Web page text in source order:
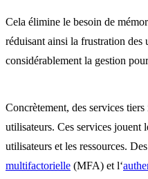
Cela élimine le besoin de
réduisant ainsi la frustration
considérablement la gestion
Concrètement, des services
utilisateurs. Ces services jouent
utilisateurs et les ressources.
multifactorielle (MFA) et l‘